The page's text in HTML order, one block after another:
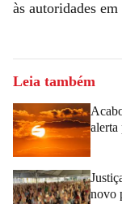
às autoridades em
Leia também
alerta
novo